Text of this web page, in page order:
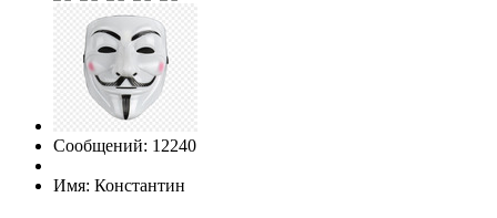
Сообщений: 12240
Имя: Константин